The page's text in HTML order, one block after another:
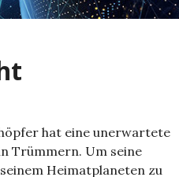
hat eine unerwartete
Trümmern. Um seine
Heimatplaneten zu